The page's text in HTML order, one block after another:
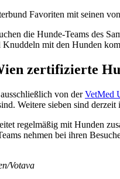
Favoriten mit seinen
die Hunde-Teams des
Knuddeln mit den Hunden
zertifizierte
von derVetMed
Weitere sieben sind
regelmäßig mit Hunden
nehmen bei ihren
Votava